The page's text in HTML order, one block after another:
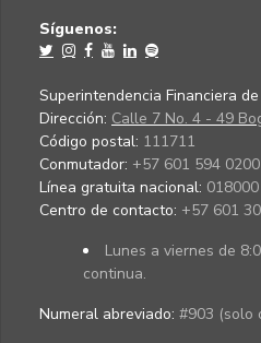
Síguenos:
Superintendencia Financiera
Dirección: Calle 7 No. 4 - 49
Código postal: 111711
Conmutador: +57 601 594
Línea gratuita nacional:
Centro de contacto: +57 601
Lunes a viernes de
continua.
Numeral abreviado: #903 (solo